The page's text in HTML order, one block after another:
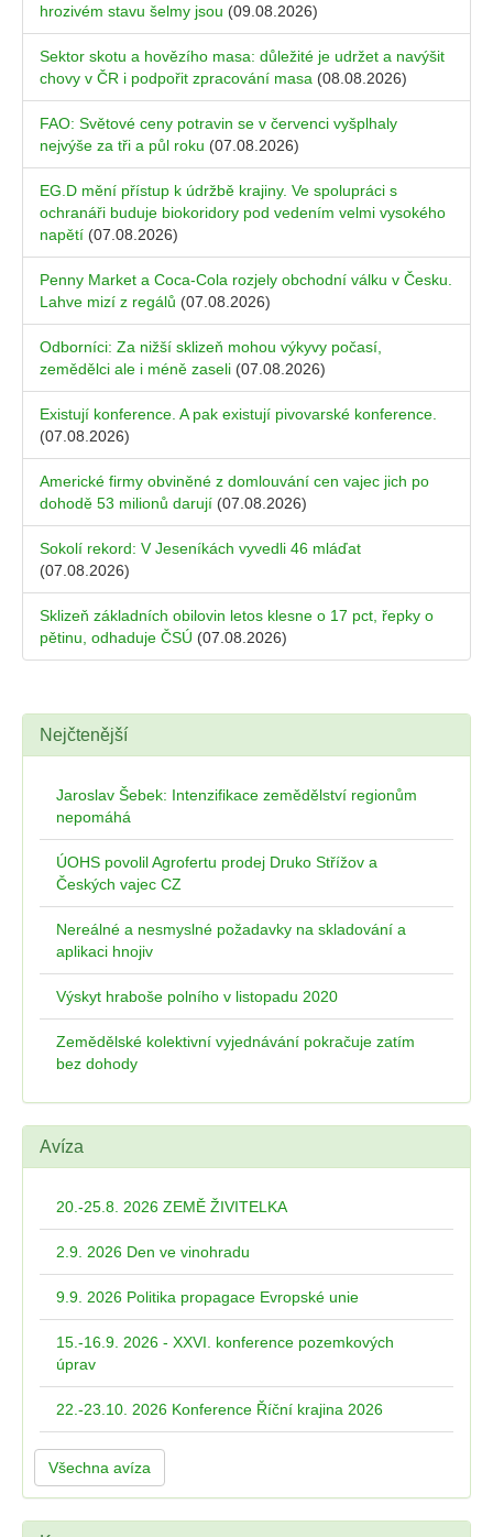
hrozivém stavu šelmy jsou (09.08.2026)
Sektor skotu a hovězího masa: důležité je udržet a navýšit
chovy v ČR i podpořit zpracování masa (08.08.2026)
FAO: Světové ceny potravin se v červenci vyšplhaly
nejvýše za tři a půl roku (07.08.2026)
EG.D mění přístup k údržbě krajiny. Ve spolupráci s
ochranáři buduje biokoridory pod vedením velmi vysokého
napětí (07.08.2026)
Penny Market a Coca-Cola rozjely obchodní válku v Česku.
Lahve mizí z regálů (07.08.2026)
Odborníci: Za nižší sklizeň mohou výkyvy počasí,
zemědělci ale i méně zaseli (07.08.2026)
Existují konference. A pak existují pivovarské konference.
(07.08.2026)
Americké firmy obviněné z domlouvání cen vajec jich po
dohodě 53 milionů darují (07.08.2026)
Sokolí rekord: V Jeseníkách vyvedli 46 mláďat
(07.08.2026)
Sklizeň základních obilovin letos klesne o 17 pct, řepky o
pětinu, odhaduje ČSÚ (07.08.2026)
Nejčtenější
Jaroslav Šebek: Intenzifikace zemědělství regionům
nepomáhá
ÚOHS povolil Agrofertu prodej Druko Střížov a
Českých vajec CZ
Nereálné a nesmyslné požadavky na skladování a
aplikaci hnojiv
Výskyt hraboše polního v listopadu 2020
Zemědělské kolektivní vyjednávání pokračuje zatím
bez dohody
Avíza
20.-25.8. 2026 ZEMĚ ŽIVITELKA
2.9. 2026 Den ve vinohradu
9.9. 2026 Politika propagace Evropské unie
15.-16.9. 2026 - XXVI. konference pozemkových
úprav
22.-23.10. 2026 Konference Říční krajina 2026
Všechna avíza